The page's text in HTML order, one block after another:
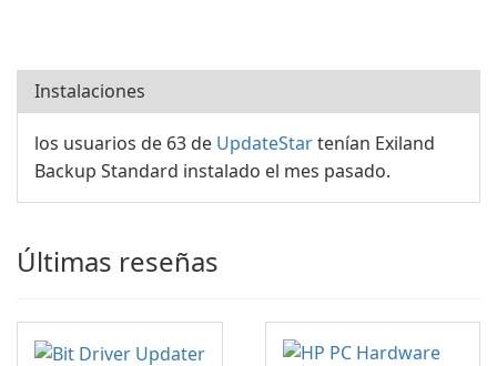
Instalaciones
los usuarios de 63 de UpdateStartenían Exiland
Backup Standard instalado el mes pasado.
Últimas reseñas